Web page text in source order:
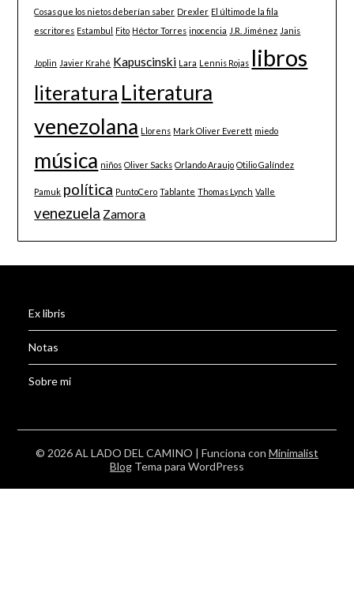
Cosas que los nietos deberían saber Drexler El último de la fila
escritores Estambul Fito Héctor Torres inocencia J.R. Jiménez Janis
Joplin Javier Krahé Kapuscinski Lara Lennis Rojas libros
literatura Literatura
venezolana Llorens Mark Oliver Everett miedo
música niños Oliver Sacks Orlando Araujo Otilio Galíndez
Pamuk política PuntoCero Tablante Thomas Lynch Valle
venezuela Zamora
Ex libris
Notas
Sobre mi
© 2026 AL LADO DEL CAMINO | Funciona con Minimalist
Blog Tema para WordPress